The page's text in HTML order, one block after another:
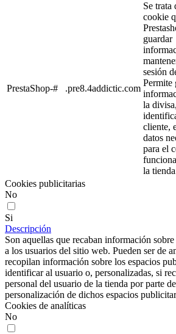
PrestaShop-# .pre8.4addictic.com
Se trata
cookie
guardar
sesión
Permite
la
cliente,
datos
para el
la
Cookies publicitarias
No
Si
Descripción
Son aquellas que recaban información
a los usuarios del sitio web. Pueden ser de
recopilan información sobre los espacios
identificar al usuario o, personalizadas, si
personal del usuario de la tienda por parte
personalización de dichos espacios
Cookies de analíticas
No